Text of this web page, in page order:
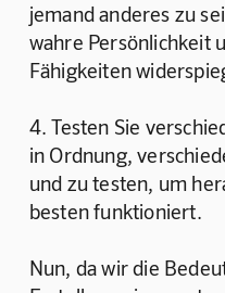
jemand anderes zu
wahre Persönlichkeit
Fähigkeiten
4. Testen Sie
in Ordnung,
und zu testen, um
besten funktioniert.
Nun, da wir die